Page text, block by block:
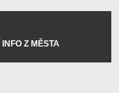
Z MĚSTA